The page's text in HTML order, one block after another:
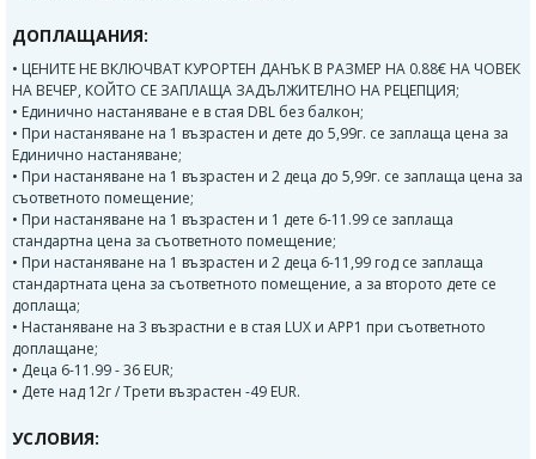
ДОПЛАЩАНИЯ:
• ЦЕНИТЕ НЕ ВКЛЮЧВАТ КУРОРТЕН ДАНЪК В РАЗМЕР НА 0.88€ НА ЧОВЕК
НА ВЕЧЕР, КОЙТО СЕ ЗАПЛАЩА ЗАДЪЛЖИТЕЛНО НА РЕЦЕПЦИЯ;
• Единично настаняване е в стая DBL без балкон;
• При настаняване на 1 възрастен и дете до 5,99г. се заплаща цена за
Единично настаняване;
• При настаняване на 1 възрастен и 2 деца до 5,99г. се заплаща цена за
съответното помещение;
• При настаняване на 1 възрастен и 1 дете 6-11.99 се заплаща
стандартна цена за съответното помещение;
• При настаняване на 1 възрастен и 2 деца 6-11,99 год се заплаща
стандартната цена за съответното помещение, а за второто дете се
доплаща;
• Настаняване на 3 възрастни е в стая LUX и APP1 при съответното
доплащане;
• Деца 6-11.99 - 36 EUR;
• Дете над 12г / Трети възрастен -49 EUR.
УСЛОВИЯ: